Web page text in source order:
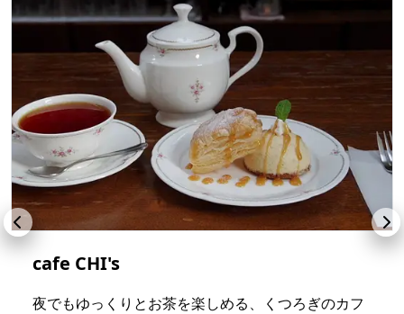
cafe CHI's
夜でもゆっくりとお茶を楽しめる、くつろぎのカフ